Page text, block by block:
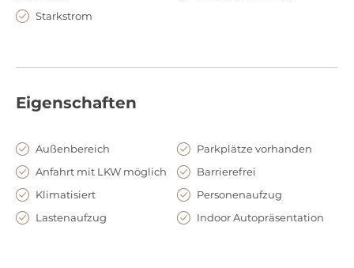
Starkstrom
Eigenschaften
Außenbereich
Parkplätze vorhanden
Anfahrt mit LKW möglich
Barrierefrei
Klimatisiert
Personenaufzug
Lastenaufzug
Indoor Autopräsentation